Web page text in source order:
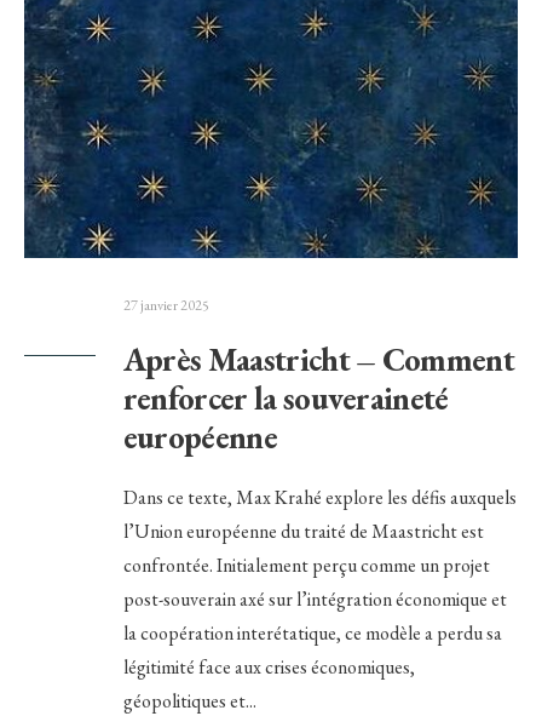
27 janvier 2025
Après Maastricht – Comment
renforcer la souveraineté
européenne
Dans ce texte, Max Krahé explore les défis auxquels
l’Union européenne du traité de Maastricht est
confrontée. Initialement perçu comme un projet
post-souverain axé sur l’intégration économique et
la coopération interétatique, ce modèle a perdu sa
légitimité face aux crises économiques,
géopolitiques et...